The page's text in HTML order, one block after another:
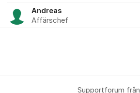
Andreas
Affärschef
Supportforum från